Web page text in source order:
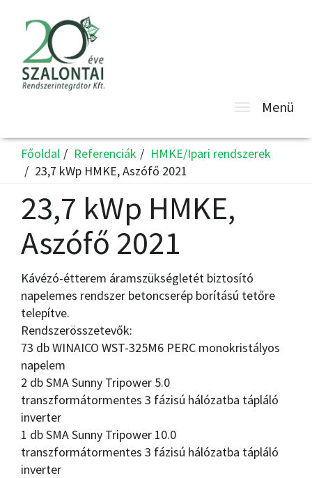
Toggle
Menü
Főoldal Referenciák
HMKE/Ipari rendszerek
23,7 kWp HMKE, Aszófő 2021
23,7 kWp HMKE,
Aszófő 2021
Kávézó-étterem áramszükségletét biztosító
napelemes rendszer betoncserép borítású tetőre
telepítve.
Rendszerösszetevők:
73 db WINAICO WST-325M6 PERC monokristályos
napelem
2 db SMA Sunny Tripower 5.0
transzformátormentes 3 fázisú hálózatba tápláló
inverter
1 db SMA Sunny Tripower 10.0
transzformátormentes 3 fázisú hálózatba tápláló
inverter